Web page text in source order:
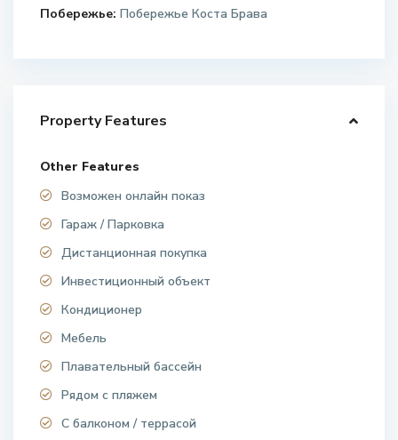
Побережье: Побережье Коста Брава
Property Features
Other Features
Возможен онлайн показ
Гараж / Парковка
Дистанционная покупка
Инвестиционный объект
Кондиционер
Мебель
Плавательный бассейн
Рядом с пляжем
С балконом / террасой